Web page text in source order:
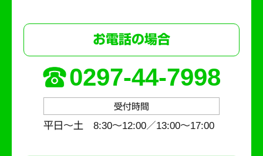
お電話の場合
0297-44-7998
受付時間
平日～土 8:30〜12:00／13:00〜17:00